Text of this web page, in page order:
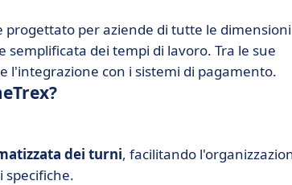
per aziende di tutte le
dei tempi di lavoro. Tra le sue
con i sistemi di pagamento.
dei turni, facilitando
specifiche.